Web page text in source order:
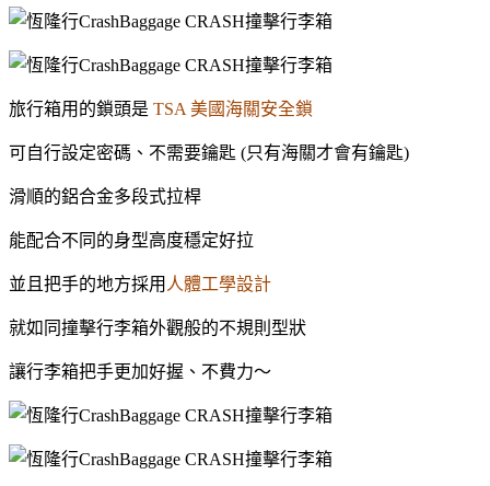
旅行箱用的鎖頭是 TSA 美國海關安全鎖
可自行設定密碼、不需要鑰匙 (只有海關才會有鑰匙)
滑順的鋁合金多段式拉桿
能配合不同的身型高度穩定好拉
並且把手的地方採用 人體工學設計
就如同撞擊行李箱外觀般的不規則型狀
讓行李箱把手更加好握、不費力～